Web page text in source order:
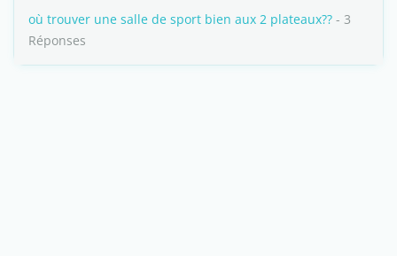
où trouver une salle de sport bien aux 2 plateaux?? - 3
Réponses